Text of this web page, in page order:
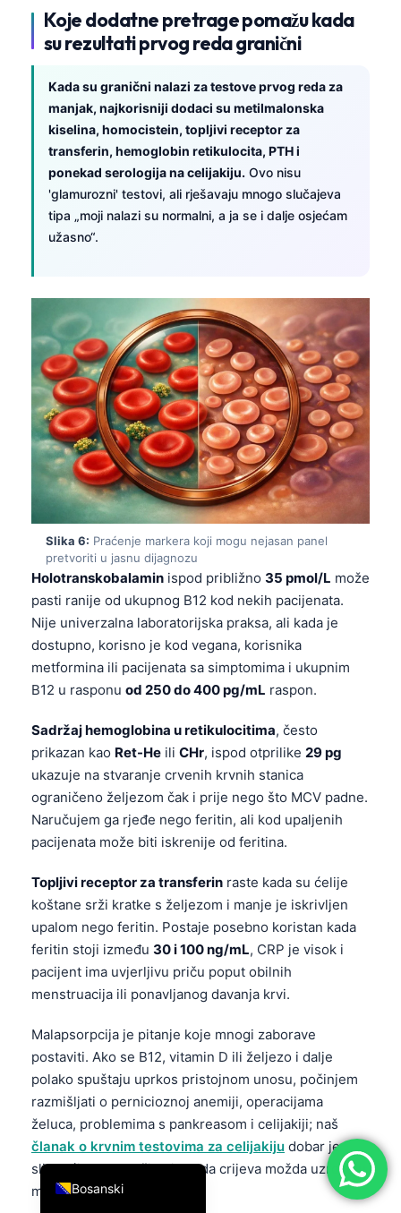
Koje dodatne pretrage pomažu kada
su rezultati prvog reda granični
Kada su granični nalazi za testove prvog reda za
manjak, najkorisniji dodaci su metilmalonska
kiselina, homocistein, topljivi receptor za
transferin, hemoglobin retikulocita, PTH i
ponekad serologija na celijakiju. Ovo nisu
'glamurozni' testovi, ali rješavaju mnogo slučajeva
tipa „moji nalazi su normalni, a ja se i dalje osjećam
užasno“.
Slika 6: Praćenje markera koji mogu nejasan panel
pretvoriti u jasnu dijagnozu
Holotranskobalamin ispod približno 35 pmol/L može
pasti ranije od ukupnog B12 kod nekih pacijenata.
Nije univerzalna laboratorijska praksa, ali kada je
dostupno, korisno je kod vegana, korisnika
metformina ili pacijenata sa simptomima i ukupnim
B12 u rasponu od 250 do 400 pg/mL raspon.
Sadržaj hemoglobina u retikulocitima, često
prikazan kao Ret-He ili CHr, ispod otprilike 29 pg
ukazuje na stvaranje crvenih krvnih stanica
ograničeno željezom čak i prije nego što MCV padne.
Naručujem ga rjeđe nego feritin, ali kod upaljenih
pacijenata može biti iskrenije od feritina.
Topljivi receptor za transferin raste kada su ćelije
koštane srži kratke s željezom i manje je iskrivljen
upalom nego feritin. Postaje posebno koristan kada
feritin stoji između 30 i 100 ng/mL, CRP je visok i
pacijent ima uvjerljivu priču poput obilnih
menstruacija ili ponavljanog davanja krvi.
Malapsorpcija je pitanje koje mnogi zaborave
postaviti. Ako se B12, vitamin D ili željezo i dalje
polako spuštaju uprkos pristojnom unosu, počinjem
razmišljati o pernicioznoj anemiji, operacijama
želuca, problemima s pankreasom i celijakiji; naš
članak o krvnim testovima za celijakiju dobar je
sljedeći korak za čitanje kada crijeva možda uzrokuju
manjak.Bosanski
Deutsch
العربية
Français
עִבְרִית
Español
Português
Ελληνικά
Türkçe
简体中文
فارسی
Български
Dansk
हिन्दी
Bahasa Indonesia
Հայերեն
Íslenska
Српски језик
Svenska
Azərbaycan dili
Eesti
日本語
Čeština
ქართული
Русский
Lietuvių kalba
Polski
Slovenščina
Magyar
বাংলা
اردو
मराठी